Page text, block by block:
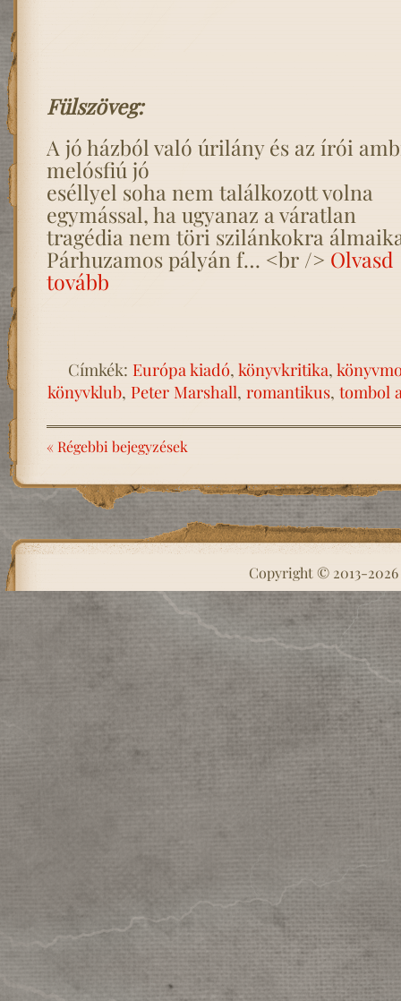
Fülszöveg:
A jó házból való úrilány és az írói
melósfiú jó
eséllyel soha nem találkozott volna
egymással, ha ugyanaz a váratlan
tragédia nem töri szilánkokra
Párhuzamos pályán f… <br /> Olvasd
tovább
Címkék: Európa kiadó, könyvkritika,
könyvklub, Peter Marshall, romantikus, tombol
« Régebbi bejegyzések
Copyright © 2013-2026